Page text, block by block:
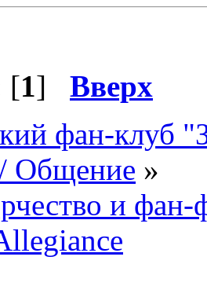
[1] Вверх
фан-клуб
Общение »
и